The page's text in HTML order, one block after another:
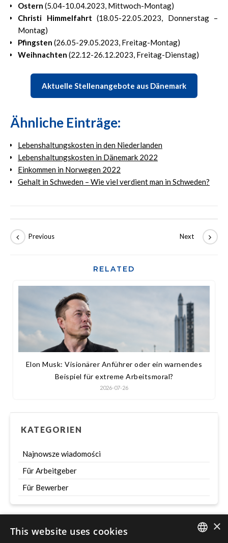
Ostern (5.04-10.04.2023, Mittwoch-Montag)
Christi Himmelfahrt (18.05-22.05.2023, Donnerstag –
Montag)
Pfingsten (26.05-29.05.2023, Freitag-Montag)
Weihnachten (22.12-26.12.2023, Freitag-Dienstag)
Aktuelle Stellenangebote aus Dänemark
Ähnliche Einträge:
Lebenshaltungskosten in den Niederlanden
Lebenshaltungskosten in Dänemark 2022
Einkommen in Norwegen 2022
Gehalt in Schweden – Wie viel verdient man in Schweden?
RELATED
Elon Musk: Visionärer Anführer oder ein warnendes
Beispiel für extreme Arbeitsmoral?
2026-07-26
KATEGORIEN
Najnowsze wiadomości
Für Arbeitgeber
Für Bewerber
×
This website uses cookies